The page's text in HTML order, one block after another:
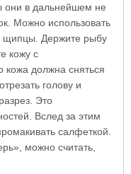
они в дальнейшем не
Можно использовать
щипцы. Держите рыбу
кожу с
кожа должна сняться
голову и
Это
Вслед за этим
салфеткой.
можно считать,